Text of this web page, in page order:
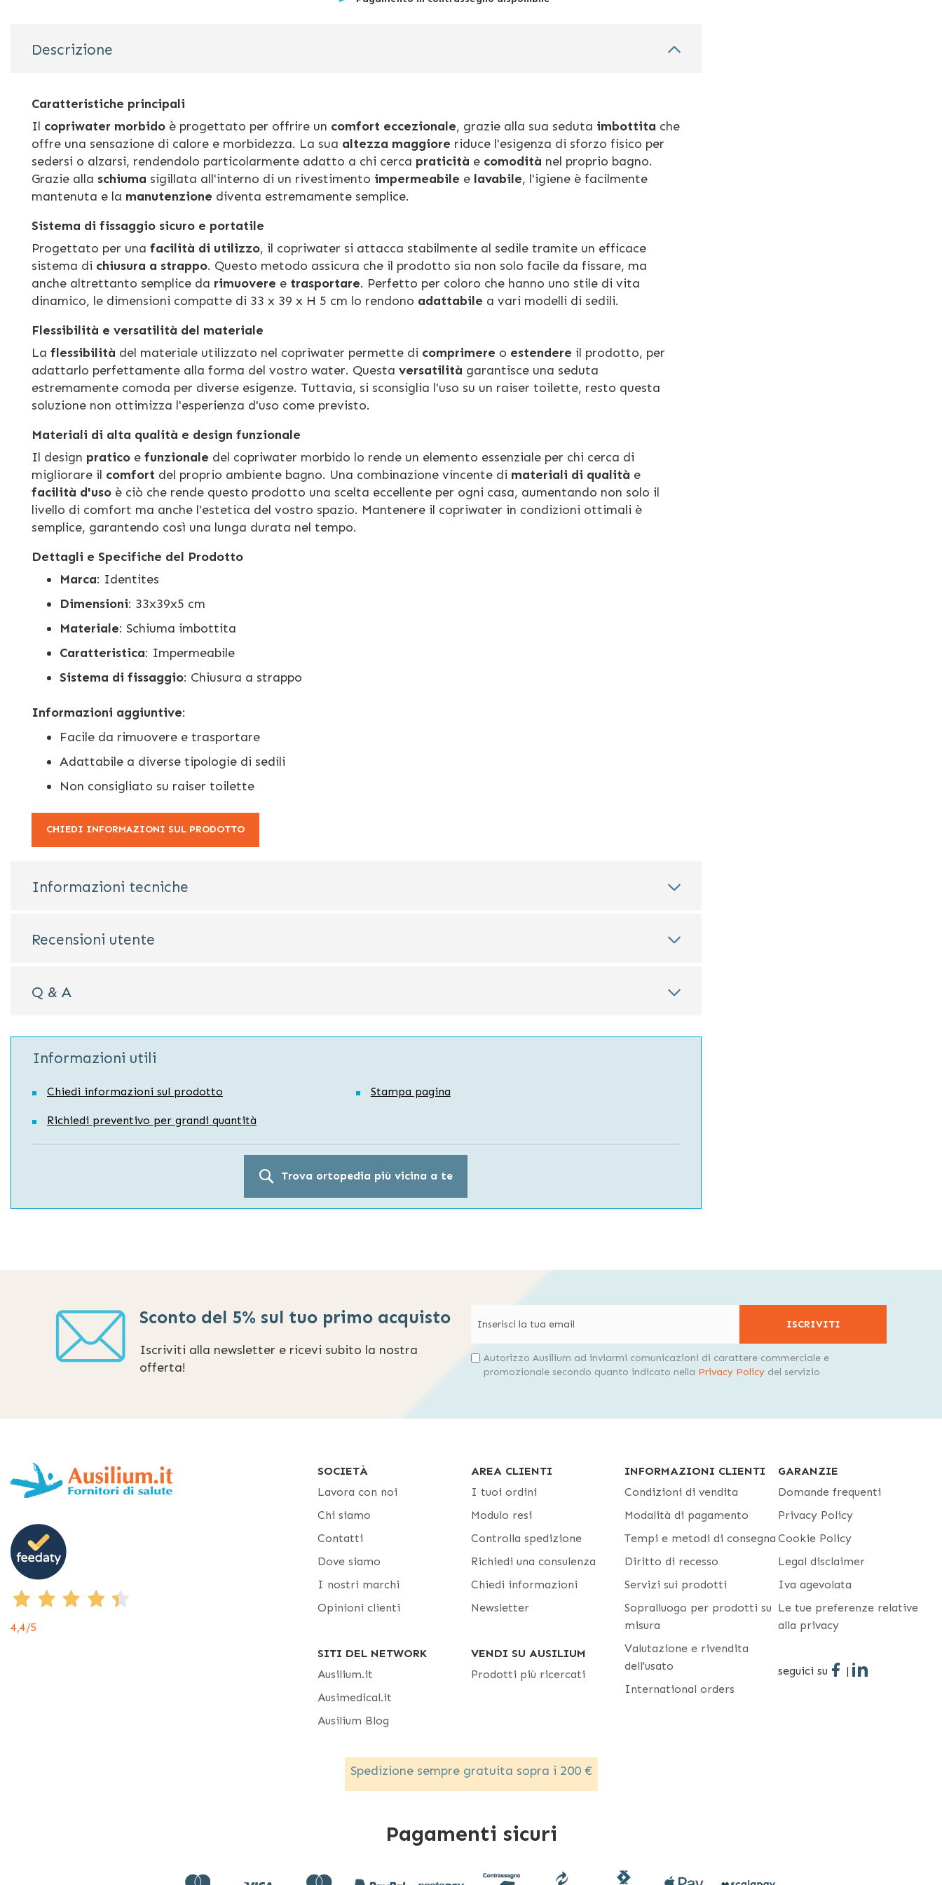
Descrizione
Caratteristiche principali
Il copriwater morbido è progettato per offrire un comfort eccezionale, grazie alla sua seduta imbottita che
offre una sensazione di calore e morbidezza. La sua altezza maggiore riduce l'esigenza di sforzo fisico per
sedersi o alzarsi, rendendolo particolarmente adatto a chi cerca praticità e comodità nel proprio bagno.
Grazie alla schiuma sigillata all'interno di un rivestimento impermeabile e lavabile, l'igiene è facilmente
mantenuta e la manutenzione diventa estremamente semplice.
Sistema di fissaggio sicuro e portatile
Progettato per una facilità di utilizzo, il copriwater si attacca stabilmente al sedile tramite un efficace
sistema di chiusura a strappo. Questo metodo assicura che il prodotto sia non solo facile da fissare, ma
anche altrettanto semplice da rimuovere e trasportare. Perfetto per coloro che hanno uno stile di vita
dinamico, le dimensioni compatte di 33 x 39 x H 5 cm lo rendono adattabile a vari modelli di sedili.
Flessibilità e versatilità del materiale
La flessibilità del materiale utilizzato nel copriwater permette di comprimere o estendere il prodotto, per
adattarlo perfettamente alla forma del vostro water. Questa versatilità garantisce una seduta
estremamente comoda per diverse esigenze. Tuttavia, si sconsiglia l'uso su un raiser toilette, resto questa
soluzione non ottimizza l'esperienza d'uso come previsto.
Materiali di alta qualità e design funzionale
Il design pratico e funzionale del copriwater morbido lo rende un elemento essenziale per chi cerca di
migliorare il comfort del proprio ambiente bagno. Una combinazione vincente di materiali di qualità e
facilità d'uso è ciò che rende questo prodotto una scelta eccellente per ogni casa, aumentando non solo il
livello di comfort ma anche l'estetica del vostro spazio. Mantenere il copriwater in condizioni ottimali è
semplice, garantendo così una lunga durata nel tempo.
Dettagli e Specifiche del Prodotto
Marca: Identites
Dimensioni: 33x39x5 cm
Materiale: Schiuma imbottita
Caratteristica: Impermeabile
Sistema di fissaggio: Chiusura a strappo
Informazioni aggiuntive:
Facile da rimuovere e trasportare
Adattabile a diverse tipologie di sedili
Non consigliato su raiser toilette
CHIEDI INFORMAZIONI SUL PRODOTTO
Informazioni tecniche
Recensioni utente
Q & A
Informazioni utili
Chiedi informazioni sul prodotto Stampa pagina
Richiedi preventivo per grandi quantità
Trova ortopedia più vicina a te
Sconto del 5% sul tuo primo acquisto
Iscriviti alla newsletter e ricevi subito la nostra
offerta!
ISCRIVITI
Autorizzo Ausilium ad inviarmi comunicazioni di carattere commerciale e
promozionale secondo quanto indicato nella Privacy Policy del servizio
4,4/5
SOCIETÀ
Lavora con noi
Chi siamo
Contatti
Dove siamo
I nostri marchi
Opinioni clienti
SITI DEL NETWORK
Ausilium.it
Ausimedical.it
Ausilium Blog
AREA CLIENTI
I tuoi ordini
Modulo resi
Controlla spedizione
Richiedi una consulenza
Chiedi informazioni
Newsletter
VENDI SU AUSILIUM
Prodotti più ricercati
INFORMAZIONI CLIENTI
Condizioni di vendita
Modalità di pagamento
Tempi e metodi di consegna
Diritto di recesso
Servizi sui prodotti
Sopralluogo per prodotti su
misura
Valutazione e rivendita
dell'usato
International orders
GARANZIE
Domande frequenti
Privacy Policy
Cookie Policy
Legal disclaimer
Iva agevolata
Le tue preferenze relative
alla privacy
seguici su |
Spedizione sempre gratuita sopra i 200 €
Pagamenti sicuri